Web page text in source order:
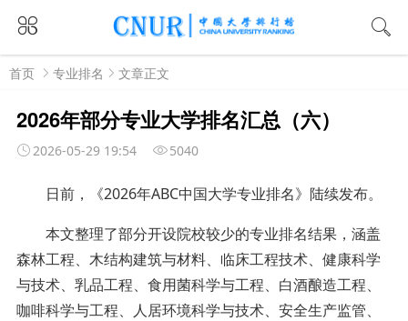
首页 专业排名 文章正文
2026年部分专业大学排名汇总（六）
2026-05-29 19:54 5040
日前，《2026年ABC中国大学专业排名》陆续发布。
本文整理了部分开设院校较少的专业排名结果，涵盖
森林工程、木结构建筑与材料、临床工程技术、健康科学
与技术、乳品工程、食用菌科学与工程、白酒酿造工程、
咖啡科学与工程、人居环境科学与技术、安全生产监管、